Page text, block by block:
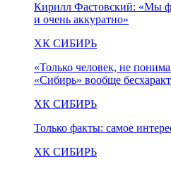
Кирилл Фастовский: «Мы
и очень аккуратно»
ХК СИБИРЬ
«Только человек, не
«Сибирь» вообще
ХК СИБИРЬ
Только факты: самое
ХК СИБИРЬ